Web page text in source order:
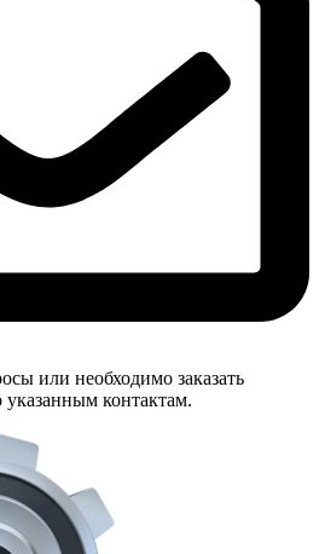
или необходимо заказать
указанным контактам.